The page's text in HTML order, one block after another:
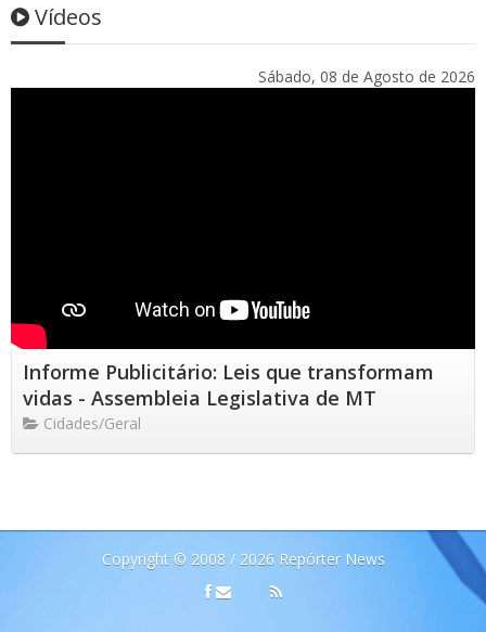
Vídeos
Sábado, 08 de Agosto de 2026
Informe Publicitário: Leis que transformam
vidas - Assembleia Legislativa de MT
Cidades/Geral
Copyright © 2008 / 2026 Repórter News